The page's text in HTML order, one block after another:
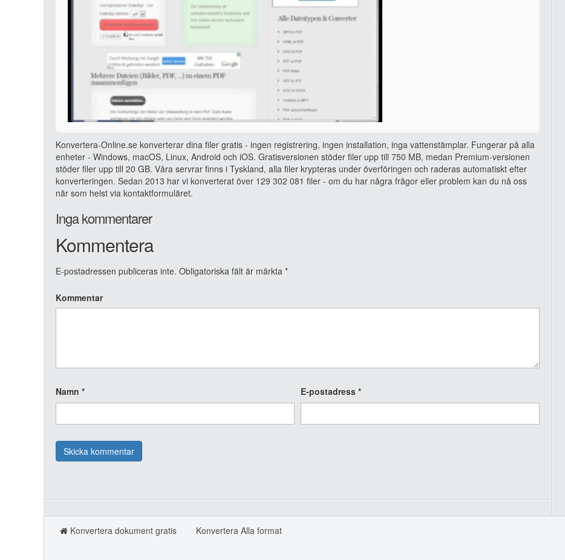
Konvertera-Online.se konverterar dina filer gratis - ingen registrering, ingen installation, inga vattenstämplar. Fungerar på alla
enheter - Windows, macOS, Linux, Android och iOS. Gratisversionen stöder filer upp till 750 MB, medan Premium-versionen
stöder filer upp till 20 GB. Våra servrar finns i Tyskland, alla filer krypteras under överföringen och raderas automatiskt efter
konverteringen. Sedan 2013 har vi konverterat över 129 302 081 filer - om du har några frågor eller problem kan du nå oss
när som helst via kontaktformuläret.
Inga kommentarer
Kommentera
E-postadressen publiceras inte. Obligatoriska fält är märkta *
Kommentar
Namn * E-postadress *
Konvertera dokument gratis
Konvertera Alla format